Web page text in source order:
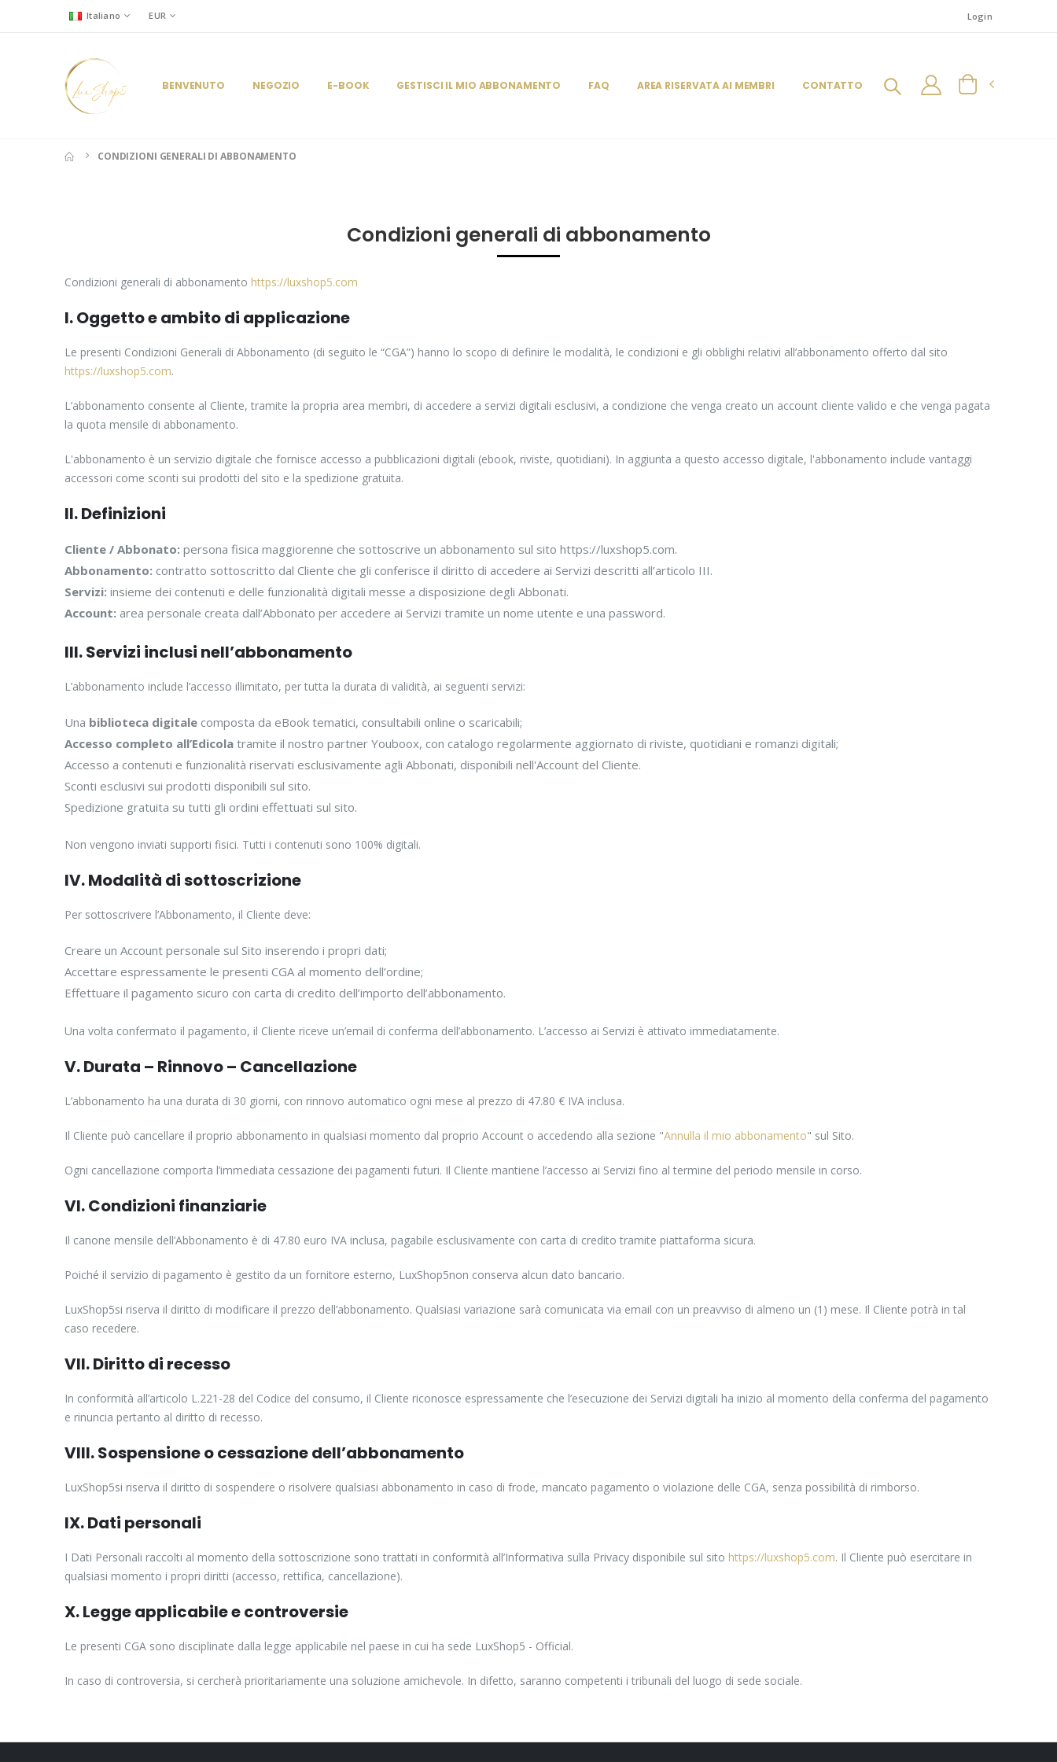
Italiano EUR Login
BENVENUTO NEGOZIO E-BOOK GESTISCI IL MIO ABBONAMENTO FAQ AREA RISERVATA AI MEMBRI CONTATTO
CONDIZIONI GENERALI DI ABBONAMENTO
Condizioni generali di abbonamento
Condizioni generali di abbonamento https://luxshop5.com
I. Oggetto e ambito di applicazione
Le presenti Condizioni Generali di Abbonamento (di seguito le “CGA”) hanno lo scopo di definire le modalità, le condizioni e gli obblighi relativi all’abbonamento offerto dal sito
https://luxshop5.com.
L’abbonamento consente al Cliente, tramite la propria area membri, di accedere a servizi digitali esclusivi, a condizione che venga creato un account cliente valido e che venga pagata
la quota mensile di abbonamento.
L'abbonamento è un servizio digitale che fornisce accesso a pubblicazioni digitali (ebook, riviste, quotidiani). In aggiunta a questo accesso digitale, l'abbonamento include vantaggi
accessori come sconti sui prodotti del sito e la spedizione gratuita.
II. Definizioni
Cliente / Abbonato: persona fisica maggiorenne che sottoscrive un abbonamento sul sito https://luxshop5.com.
Abbonamento: contratto sottoscritto dal Cliente che gli conferisce il diritto di accedere ai Servizi descritti all’articolo III.
Servizi: insieme dei contenuti e delle funzionalità digitali messe a disposizione degli Abbonati.
Account: area personale creata dall’Abbonato per accedere ai Servizi tramite un nome utente e una password.
III. Servizi inclusi nell’abbonamento
L’abbonamento include l’accesso illimitato, per tutta la durata di validità, ai seguenti servizi:
Una biblioteca digitale composta da eBook tematici, consultabili online o scaricabili;
Accesso completo all’Edicola tramite il nostro partner Youboox, con catalogo regolarmente aggiornato di riviste, quotidiani e romanzi digitali;
Accesso a contenuti e funzionalità riservati esclusivamente agli Abbonati, disponibili nell'Account del Cliente.
Sconti esclusivi sui prodotti disponibili sul sito.
Spedizione gratuita su tutti gli ordini effettuati sul sito.
Non vengono inviati supporti fisici. Tutti i contenuti sono 100% digitali.
IV. Modalità di sottoscrizione
Per sottoscrivere l’Abbonamento, il Cliente deve:
Creare un Account personale sul Sito inserendo i propri dati;
Accettare espressamente le presenti CGA al momento dell’ordine;
Effettuare il pagamento sicuro con carta di credito dell’importo dell’abbonamento.
Una volta confermato il pagamento, il Cliente riceve un’email di conferma dell’abbonamento. L’accesso ai Servizi è attivato immediatamente.
V. Durata – Rinnovo – Cancellazione
L’abbonamento ha una durata di 30 giorni, con rinnovo automatico ogni mese al prezzo di 47.80 € IVA inclusa.
Il Cliente può cancellare il proprio abbonamento in qualsiasi momento dal proprio Account o accedendo alla sezione "Annulla il mio abbonamento" sul Sito.
Ogni cancellazione comporta l’immediata cessazione dei pagamenti futuri. Il Cliente mantiene l’accesso ai Servizi fino al termine del periodo mensile in corso.
VI. Condizioni finanziarie
Il canone mensile dell’Abbonamento è di 47.80 euro IVA inclusa, pagabile esclusivamente con carta di credito tramite piattaforma sicura.
Poiché il servizio di pagamento è gestito da un fornitore esterno, LuxShop5non conserva alcun dato bancario.
LuxShop5si riserva il diritto di modificare il prezzo dell’abbonamento. Qualsiasi variazione sarà comunicata via email con un preavviso di almeno un (1) mese. Il Cliente potrà in tal
caso recedere.
VII. Diritto di recesso
In conformità all’articolo L.221-28 del Codice del consumo, il Cliente riconosce espressamente che l’esecuzione dei Servizi digitali ha inizio al momento della conferma del pagamento
e rinuncia pertanto al diritto di recesso.
VIII. Sospensione o cessazione dell’abbonamento
LuxShop5si riserva il diritto di sospendere o risolvere qualsiasi abbonamento in caso di frode, mancato pagamento o violazione delle CGA, senza possibilità di rimborso.
IX. Dati personali
I Dati Personali raccolti al momento della sottoscrizione sono trattati in conformità all’Informativa sulla Privacy disponibile sul sito https://luxshop5.com. Il Cliente può esercitare in
qualsiasi momento i propri diritti (accesso, rettifica, cancellazione).
X. Legge applicabile e controversie
Le presenti CGA sono disciplinate dalla legge applicabile nel paese in cui ha sede LuxShop5 - Official.
In caso di controversia, si cercherà prioritariamente una soluzione amichevole. In difetto, saranno competenti i tribunali del luogo di sede sociale.